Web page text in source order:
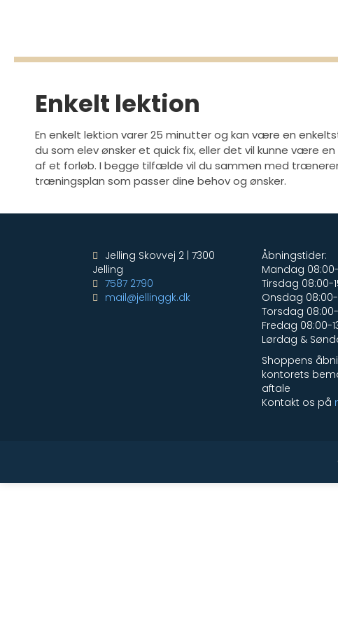
Enkelt lektion
En enkelt lektion varer 25 minutter og kan være en
du som elev ønsker et quick fix, eller det vil kunne være
af et forløb. I begge tilfælde vil du sammen med
træningsplan som passer dine behov og ønsker.
Jelling Skovvej 2 | 7300
Jelling
7587 2790
mail@jellinggk.dk
Åbningstider:
Mandag 08:00-
Tirsdag 08:00-
Onsdag 08:00-
Torsdag 08:00-
Fredag 08:00-
Lørdag &
Shoppens
kontorets
aftale
Kontakt os på